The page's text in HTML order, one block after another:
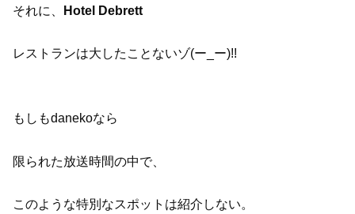
それに、 Hotel Debrett
レストランは大したことないゾ(ー_ー)!!
もしもdanekoなら
限られた放送時間の中で、
このような特別なスポットは紹介しない。